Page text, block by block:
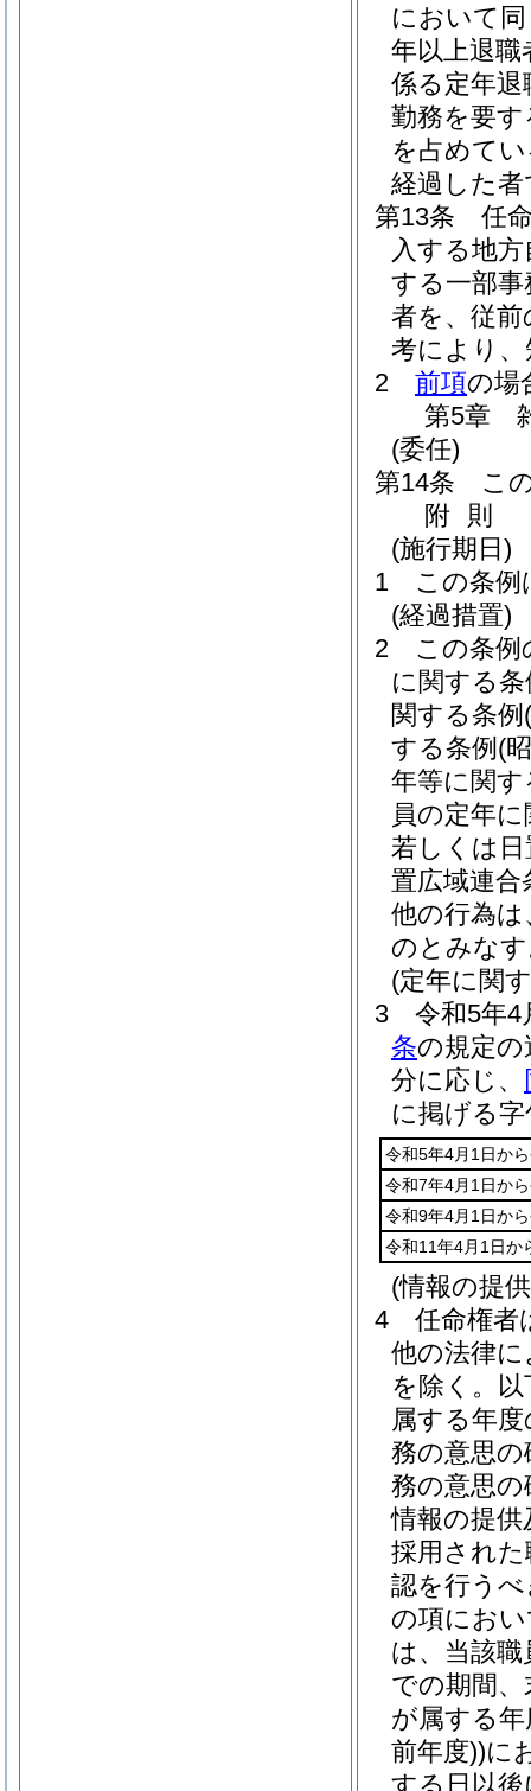
において
年以上退
係る定年退
勤務を要
を占めて
経過した
第13条
任
入する地
する一部
者を、従
考により
2
前項の場
第5章
(委任)
第14条
こ
附 則
(施行期日)
1
この条例
(経過措置)
2
この条例
に関する条
関する条例
する条例 (
年等に関す
員の定年
若しくは
置広域連合
他の行為
のとみな
(定年に関
3
令和5年4
条の規定
分に応じ、
に掲げる
令和5年4月1日か
令和7年4月1日か
令和9年4月1日か
令和11年4月1日か
(情報の提
4
任命権者
他の法律
を除く。
属する年
務の意思
務の意思
情報の提
採用された
認を行う
の項にお
は、当該
での期間
が属する年
前年度))に
する日以